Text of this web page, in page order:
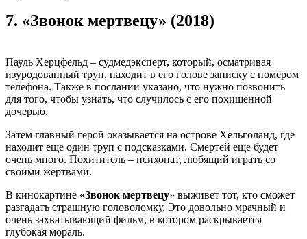
7. «Звонок мертвецу» (2018)
Пауль Херцфельд – судмедэксперт, который, осматривая
изуродованный труп, находит в его голове записку с номером
телефона. Также в послании указано, что нужно позвонить
для того, чтобы узнать, что случилось с его похищенной
дочерью.
Затем главный герой оказывается на острове Хельголанд, где
находит еще один труп с подсказками. Смертей еще будет
очень много. Похититель – психопат, любящий играть со
своими жертвами.
В кинокартине «Звонок мертвецу» выживет тот, кто сможет
разгадать страшную головоломку. Это довольно мрачный и
очень захватывающий фильм, в котором раскрывается
глубокая мораль.